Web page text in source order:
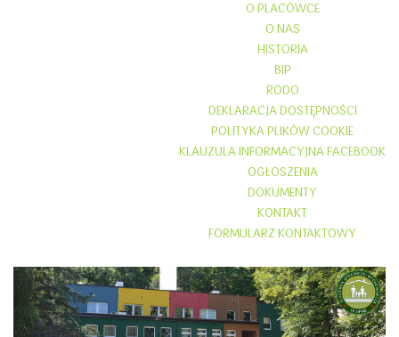
O PLACÓWCE
O NAS
HISTORIA
BIP
RODO
DEKLARACJA DOSTĘPNOŚCI
POLITYKA PLIKÓW COOKIE
KLAUZULA INFORMACYJNA FACEBOOK
OGŁOSZENIA
DOKUMENTY
KONTAKT
FORMULARZ KONTAKTOWY